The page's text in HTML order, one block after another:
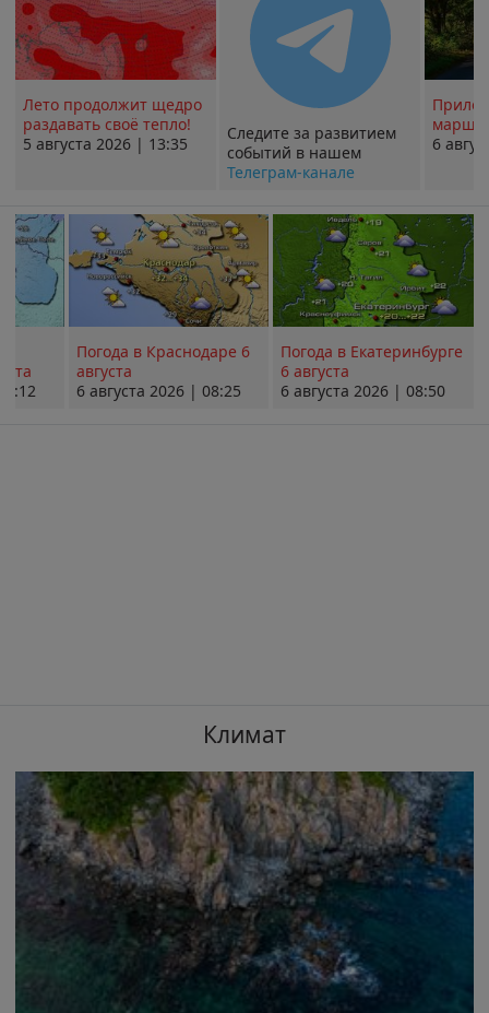
Лето продолжит щедро
раздавать своё тепло!
5 августа 2026 | 13:35
Следите за развитием
событий в нашем
Телеграм-канале
6
Погода в Краснодаре 6
августа
6 августа 2026 | 08:25
Погода в Екатеринбурге
6 августа
6 августа 2026 | 08:50
Климат